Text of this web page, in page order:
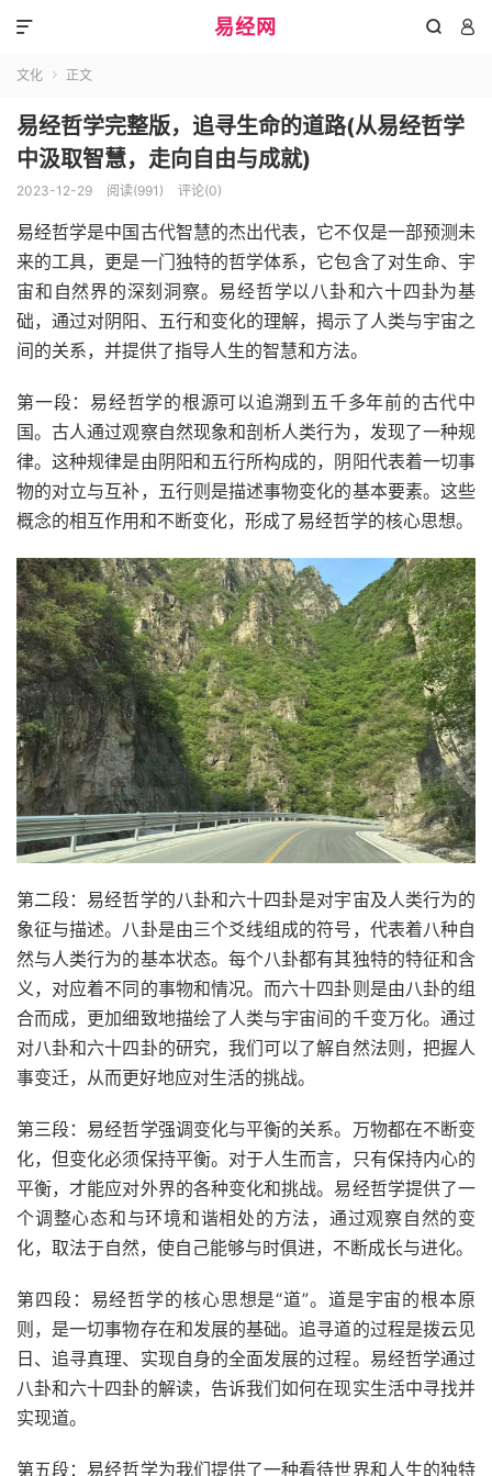
易经网  

文化  正文
易经哲学完整版，追寻生命的道路(从易经哲学
中汲取智慧，走向自由与成就)
2023-12-29 阅读(991) 评论(0)
易经哲学是中国古代智慧的杰出代表，它不仅是一部预测未
来的工具，更是一门独特的哲学体系，它包含了对生命、宇
宙和自然界的深刻洞察。易经哲学以八卦和六十四卦为基
础，通过对阴阳、五行和变化的理解，揭示了人类与宇宙之
间的关系，并提供了指导人生的智慧和方法。
第一段：易经哲学的根源可以追溯到五千多年前的古代中
国。古人通过观察自然现象和剖析人类行为，发现了一种规
律。这种规律是由阴阳和五行所构成的，阴阳代表着一切事
物的对立与互补，五行则是描述事物变化的基本要素。这些
概念的相互作用和不断变化，形成了易经哲学的核心思想。
第二段：易经哲学的八卦和六十四卦是对宇宙及人类行为的
象征与描述。八卦是由三个爻线组成的符号，代表着八种自
然与人类行为的基本状态。每个八卦都有其独特的特征和含
义，对应着不同的事物和情况。而六十四卦则是由八卦的组
合而成，更加细致地描绘了人类与宇宙间的千变万化。通过
对八卦和六十四卦的研究，我们可以了解自然法则，把握人
事变迁，从而更好地应对生活的挑战。
第三段：易经哲学强调变化与平衡的关系。万物都在不断变
化，但变化必须保持平衡。对于人生而言，只有保持内心的
平衡，才能应对外界的各种变化和挑战。易经哲学提供了一
个调整心态和与环境和谐相处的方法，通过观察自然的变
化，取法于自然，使自己能够与时俱进，不断成长与进化。
第四段：易经哲学的核心思想是“道”。道是宇宙的根本原
则，是一切事物存在和发展的基础。追寻道的过程是拨云见
日、追寻真理、实现自身的全面发展的过程。易经哲学通过
八卦和六十四卦的解读，告诉我们如何在现实生活中寻找并
实现道。
第五段：易经哲学为我们提供了一种看待世界和人生的独特